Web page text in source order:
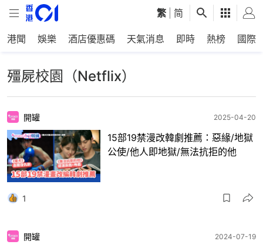
繁 简
港聞 娛樂 酒店優惠碼 天氣消息 即時 熱榜 國際
殭屍校園（Netflix）
開罐 2025-04-20
15部19禁漫改韓劇推薦：惡緣/地獄
公使/他人即地獄/無法抗拒的他
1
開罐 2024-07-19